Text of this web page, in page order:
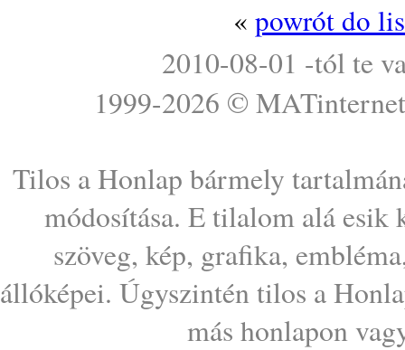
« powrót do
2010-08-01 -tól te
1999-2026 © MATinternet
Tilos a Honlap bármely
módosítása. E tilalom alá esik
szöveg, kép, grafika,
állóképei. Úgyszintén tilos a
más honlapon